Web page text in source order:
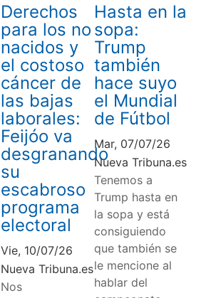
Derechos
para los no
nacidos y
el costoso
cáncer de
las bajas
laborales:
Feijóo va
desgranando
su
escabroso
programa
electoral
Vie, 10/07/26
Nueva Tribuna.es
Nos
Hasta en la
sopa:
Trump
también
hace suyo
el Mundial
de Fútbol
Mar, 07/07/26
Nueva Tribuna.es
Tenemos a
Trump hasta en
la sopa y está
consiguiendo
que también se
le mencione al
hablar del